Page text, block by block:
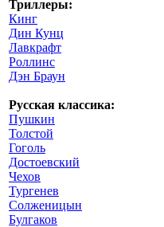
Триллеры:
Кинг
Дин Кунц
Лавкрафт
Роллинс
Дэн Браун
Русская классика:
Пушкин
Толстой
Гоголь
Достоевский
Чехов
Тургенев
Солженицын
Булгаков